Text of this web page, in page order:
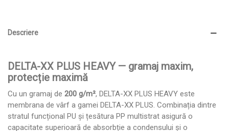
Descriere
DELTA-XX PLUS HEAVY — gramaj maxim,
protecție maximă
Cu un gramaj de 200 g/m², DELTA-XX PLUS HEAVY este
membrana de vârf a gamei DELTA-XX PLUS. Combinația dintre
stratul funcțional PU și țesătura PP multistrat asigură o
capacitate superioară de absorbție a condensului și o